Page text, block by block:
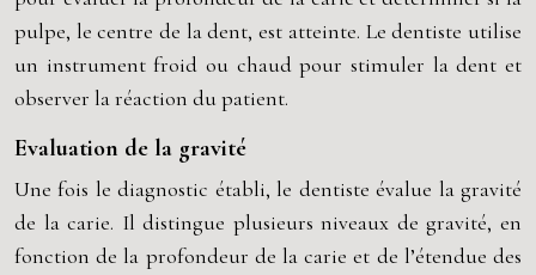
pulpe, le centre de la dent, est atteinte. Le dentiste utilise
un instrument froid ou chaud pour stimuler la dent et
observer la réaction du patient.
Evaluation de la gravité
Une fois le diagnostic établi, le dentiste évalue la gravité
de la carie. Il distingue plusieurs niveaux de gravité, en
fonction de la profondeur de la carie et de l’étendue des